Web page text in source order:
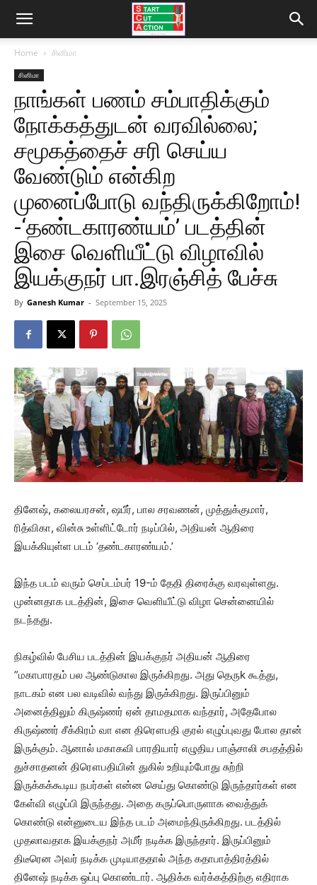
Home சினிமா
சினிமா
நாங்கள் பணம் சம்பாதிக்கும்
நோக்கத்துடன் வரவில்லை;
சமூகத்தைச் சரி செய்ய
வேண்டும் என்கிற
முனைப்போடு வந்திருக்கிறோம்!
-‘தண்டகாரண்யம்’ படத்தின்
இசை வெளியீட்டு விழாவில்
இயக்குநர் பா.இரஞ்சித் பேச்சு
By Ganesh Kumar - September 15, 2025
தினேஷ், கலையரசன், ஷபீர், பால சரவணன், முத்துக்குமார்,
ரித்விகா, வின்சு உள்ளிட்டோர் நடிப்பில், அதியன் ஆதிரை
இயக்கியுள்ள படம் ‘தண்டகாரண்யம்.’
இந்த படம் வரும் செப்டம்பர் 19-ம் தேதி திரைக்கு வரவுள்ளது.
முன்னதாக படத்தின், இசை வெளியீட்டு விழா சென்னையில்
நடந்தது.
நிகழ்வில் பேசிய படத்தின் இயக்குநர் அதியன் ஆதிரை
”மகாபாரதம் பல ஆண்டுகால இருக்கிறது. அது தெருk கூத்து,
நாடகம் என பல வடிவில் வந்து இருக்கிறது. இருப்பினும்
அனைத்திலும் கிருஷ்ணர் ஏன் தாமதமாக வந்தார், அதேபோல
கிருஷ்ணர் சீக்கிரம் வா என திரௌபதி குரல் எழுப்புவது போல தான்
இருக்கும். ஆனால் மகாகவி பாரதியார் எழுதிய பாஞ்சாலி சபதத்தில்
துச்சாதனன் திரௌபதியின் துகில் உறியும்போது சுற்றி
இருக்கக்கூடிய நபர்கள் என்ன செய்து கொண்டு இருந்தார்கள் என
கேள்வி எழுப்பி இருந்தது. அதை கருப்பொருளாக வைத்துக்
கொண்டு என்னுடைய இந்த படம் அமைந்திருக்கிறது. படத்தில்
முதலாவதாக இயக்குநர் அமீர் நடிக்க இருந்தார். இருப்பினும்
திடீரென அவர் நடிக்க முடியாததால் அந்த கதாபாத்திரத்தில்
தினேஷ் நடிக்க ஒப்பு கொண்டார். ஆதிக்க வர்க்கத்திற்கு எதிராக